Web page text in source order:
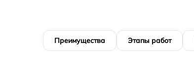
Преимущества Этапы работ